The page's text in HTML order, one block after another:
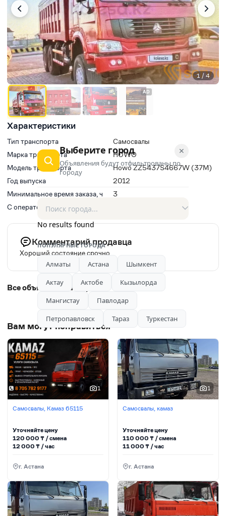
Характеристики
Тип транспорта
Самосвалы
Марка транспорта
HOWO
Модель транспорта
Howo ZZ5437S4667W (37M)
Год выпуска
2012
Минимальное время заказа, ч
3
С оператором(водитель)
1 / 4
AD
Комментарий продавца
Хороший состояние срочно
Все объявления автора
Вам могут понравиться
1
Самосвалы, Камаз 65115
Уточняйте цену
120 000 ₸ / сменa
12 000 ₸ / час
г. Астана
1
Самосвалы, камаз
Уточняйте цену
110 000₸ / сменa
11 000₸ / час
г. Астана
✕
Выберите город
Объявления будут отфильтрованы по
городу
No results found
ПОПУЛЯРНЫЕ ГОРОДА
Алматы Астана
Шымкент
Актау
Актобе
Кызылорда
Мангистау
Павлодар
Петропавловск
Тараз Туркестан